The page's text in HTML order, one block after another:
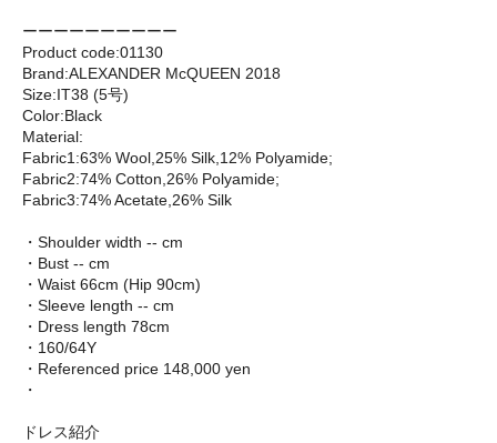
ーーーーーーーーーー
Product code:01130
Brand:ALEXANDER McQUEEN 2018
Size:IT38 (5号)
Color:Black
Material:
Fabric1:63% Wool,25% Silk,12% Polyamide;
Fabric2:74% Cotton,26% Polyamide;
Fabric3:74% Acetate,26% Silk
・Shoulder width -- cm
・Bust -- cm
・Waist 66cm (Hip 90cm)
・Sleeve length -- cm
・Dress length 78cm
・160/64Y
・Referenced price 148,000 yen
・
ドレス紹介